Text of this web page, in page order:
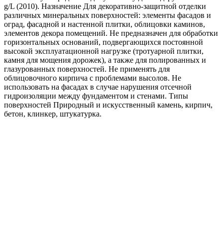
g/L (2010). Назначение Для декоративно-защитной отделки
различных минеральных поверхностей: элементы фасадов и
оград, фасадной и настенной плитки, облицовки каминов,
элементов декора помещений. Не предназначен для обработки
горизонтальных оснований, подвергающихся постоянной
высокой эксплуатационной нагрузке (тротуарной плитки,
камня для мощения дорожек), а также для полированных и
глазурованных поверхностей. Не применять для
облицовочного кирпича с проблемами высолов. Не
использовать на фасадах в случае нарушения отсечной
гидроизоляции между фундаментом и стенами. Типы
поверхностей Природный и искусственный камень, кирпич,
бетон, клинкер, штукатурка.